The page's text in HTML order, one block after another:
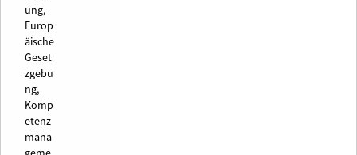
ung,
Europ
äische
Geset
zgebu
ng,
Komp
etenz
mana